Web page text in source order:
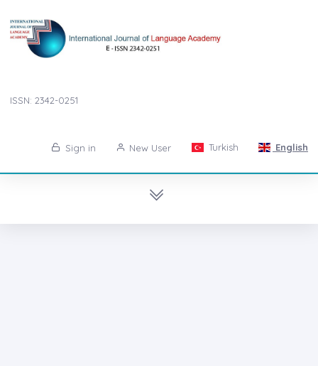
ISSN: 2342-0251
Sign in New User Turkish English